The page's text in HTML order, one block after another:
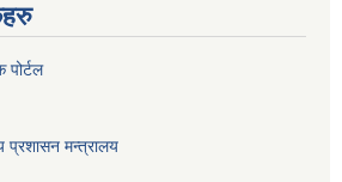
पोर्टल
प्रशासन मन्त्रालय